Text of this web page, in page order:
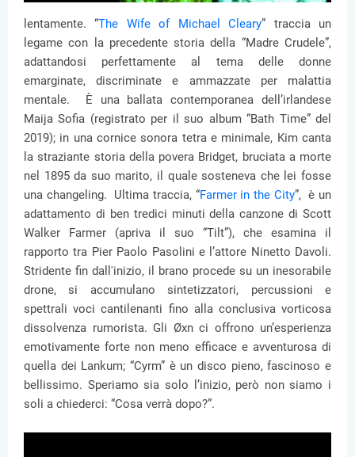
lentamente. “The Wife of Michael Cleary” traccia un
legame con la precedente storia della “Madre Crudele”,
adattandosi perfettamente al tema delle donne
emarginate, discriminate e ammazzate per malattia
mentale. È una ballata contemporanea dell’irlandese
Maija Sofia (registrato per il suo album “Bath Time” del
2019); in una cornice sonora tetra e minimale, Kim canta
la straziante storia della povera Bridget, bruciata a morte
nel 1895 da suo marito, il quale sosteneva che lei fosse
una changeling. Ultima traccia, “Farmer in the City”, è un
adattamento di ben tredici minuti della canzone di Scott
Walker Farmer (apriva il suo “Tilt”), che esamina il
rapporto tra Pier Paolo Pasolini e l’attore Ninetto Davoli.
Stridente fin dall'inizio, il brano procede su un inesorabile
drone, si accumulano sintetizzatori, percussioni e
spettrali voci cantilenanti fino alla conclusiva vorticosa
dissolvenza rumorista. Gli Øxn ci offrono un’esperienza
emotivamente forte non meno efficace e avventurosa di
quella dei Lankum; “Cyrm” è un disco pieno, fascinoso e
bellissimo. Speriamo sia solo l’inizio, però non siamo i
soli a chiederci: “Cosa verrà dopo?”.